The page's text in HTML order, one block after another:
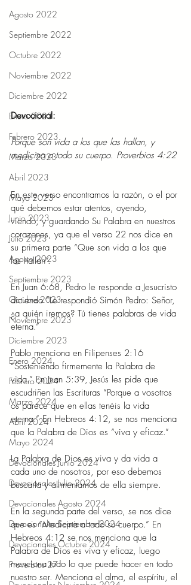
Agosto 2022
Septiembre 2022
Octubre 2022
Noviembre 2022
Diciembre 2022
Enero 2023
Febrero 2023
Marzo 2023
Abril 2023
Mayo 2023
Junio 2023
Julio 2023
Agosto 2023
Septiembre 2023
Octubre 2023
Noviembre 2023
Diciembre 2023
Enero 2024
Febrero 2024
Marzo 2024
Abril 2024
Mayo 2024
Devocionales Junio 2024
Devocionales Julio 2024
Devocionales Agosto 2024
Devocionales Septiembre 2024
Devocionales Octubre 2024
Proverbios 27
Devocional:
Porque son vida a los que las hallan, y
medicina a todo su cuerpo. Proverbios 4:22
En este verso encontramos la razón, o el por
qué debemos estar atentos, oyendo,
viendo, y guardando Su Palabra en nuestros
corazones, ya que el verso 22 nos dice en
su primera parte “Que son vida a los que
las hallan”.
En Juan 6:68, Pedro le responde a Jesucristo
diciendo “Le respondió Simón Pedro: Señor,
¿a quién iremos? Tú tienes palabras de vida
eterna.”
Pablo menciona en Filipenses 2:16
“Sosteniendo firmemente la Palabra de
vida.” En Juan 5:39, Jesús les pide que
escudriñen las Escrituras “Porque a vosotros
os parece que en ellas tenéis la vida
eterna.” En Hebreos 4:12, se nos menciona
que la Palabra de Dios es “viva y eficaz.”
La Palabra de Dios es viva y da vida a
cada uno de nosotros, por eso debemos
buscarla y alimentarnos de ella siempre.
En la segunda parte del verso, se nos dice
que es “Medicina a todo su cuerpo.” En
Hebreos 4:12 se nos menciona que la
Palabra de Dios es viva y eficaz, luego
menciona todo lo que puede hacer en todo
nuestro ser. Menciona el alma, el espíritu, el